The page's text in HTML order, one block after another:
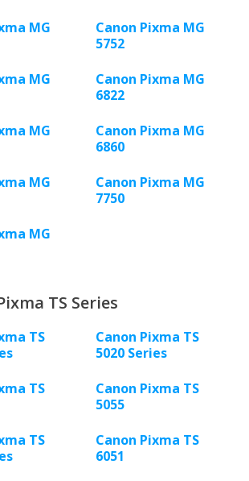
MG
Canon Pixma MG
5752
MG
Canon Pixma MG
6822
MG
Canon Pixma MG
6860
MG
Canon Pixma MG
7750
MG
TS Series
TS
Canon Pixma TS
5020 Series
TS
Canon Pixma TS
5055
TS
Canon Pixma TS
6051